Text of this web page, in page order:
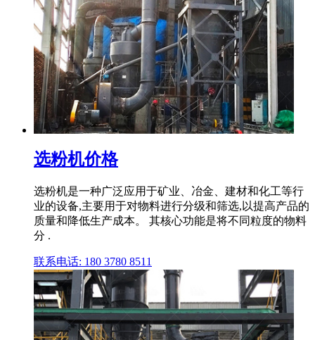
选粉机价格
选粉机是一种广泛应用于矿业、冶金、建材和化工等行
业的设备,主要用于对物料进行分级和筛选,以提高产品的
质量和降低生产成本。 其核心功能是将不同粒度的物料
分 .
联系电话: 180 3780 8511